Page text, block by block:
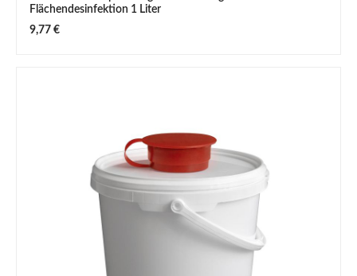
Flächendesinfektion 1 Liter
Regulärer Preis:
9,77 €